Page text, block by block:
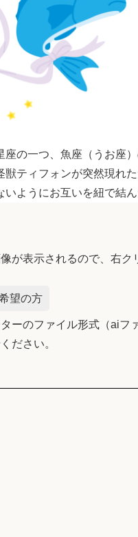
の一つ、魚座（うお座）
ティフォンが突然現れ
ようにお互いを紐で結
が表示されるので、右ク
望の方
ーのファイル形式（ai
ださい。